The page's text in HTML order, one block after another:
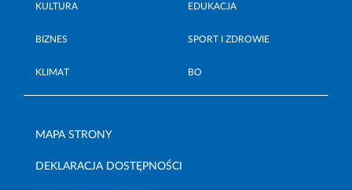
KULTURA EDUKACJA
BIZNES SPORT I ZDROWIE
KLIMAT BO
MAPA STRONY
DEKLARACJA DOSTĘPNOŚCI